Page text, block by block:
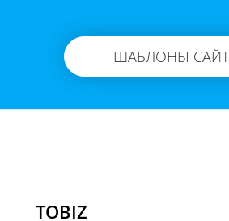
ШАБЛОНЫ
TOBIZ